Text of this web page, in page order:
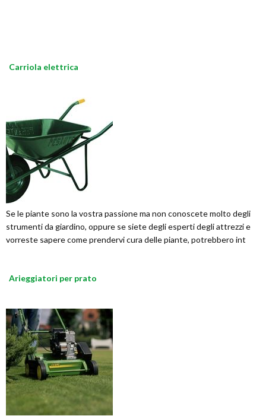
Carriola elettrica
Se le piante sono la vostra passione ma non conoscete molto degli
strumenti da giardino, oppure se siete degli esperti degli attrezzi e
vorreste sapere come prendervi cura delle piante, potrebbero int
Arieggiatori per prato